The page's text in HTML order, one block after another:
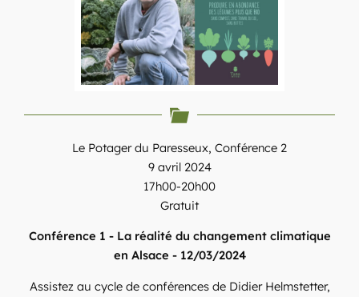
Le Potager du Paresseux, Conférence 2
9 avril 2024
17h00-20h00
Gratuit
Conférence 1 - La réalité du changement climatique
en Alsace - 12/03/2024
Assistez au cycle de conférences de Didier Helmstetter,